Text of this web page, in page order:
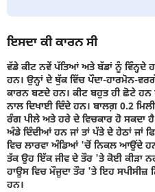
ਇਸਦਾ ਕੀ ਕਾਰਨ ਸੀ
ਵੱਡੇ ਕੀਟ ਨਵੇਂ ਪੱਤਿਆਂ ਅਤੇ ਬੱਡਾਂ ਨੂੰ
ਹਨ। ਉਨ੍ਹਾਂ ਦੇ ਥੁੱਕ ਵਿੱਚ ਪੌਦਾ-ਹਾਰਮੋਨ-
ਕਾਰਨ ਬਣਦੇ ਹਨ। ਕੀਟ ਬਹੁਤ ਹੀ ਛੋਟੇ ਹਨ
ਨਾਲ ਦਿਖਾਈ ਦਿੰਦੇ ਹਨ। ਬਾਲਗ਼ 0.2
ਰੰਗ ਪੀਲੇ ਅਤੇ ਹਰੇ ਦੇ ਵਿਚਕਾਰ ਹੋ ਸਕਦਾ
ਅੰਡੇ ਦਿੰਦੀਆਂ ਹਨ ਜਾਂ ਤਾਂ ਪੱਤੇ ਦੇ ਹੇਠਾਂ ਜਾਂ
ਵਿਚ ਲਾਰਵਾ ਅੰਡਿਆਂ 'ਚੋਂ ਨਿਕਲ ਆਉਂਦੇ
ਤੱਕ ਉਹ ਇੱਕ ਜੀਵ ਦੇ ਤੌਰ 'ਤੇ ਕੋਈ ਕੀੜਾ
ਹਾਊਸ ਵਿਚ ਮੌਜੂਦਾ ਤੌਰ 'ਤੇ ਇਹ
ਹਨ।